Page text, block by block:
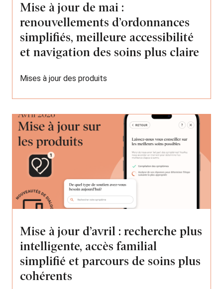
Mise à jour de mai :
renouvellements d’ordonnances
simplifiés, meilleure accessibilité
et navigation des soins plus claire
Mises à jour des produits
Mise à jour d’avril : recherche plus
intelligente, accès familial
simplifié et parcours de soins plus
cohérents